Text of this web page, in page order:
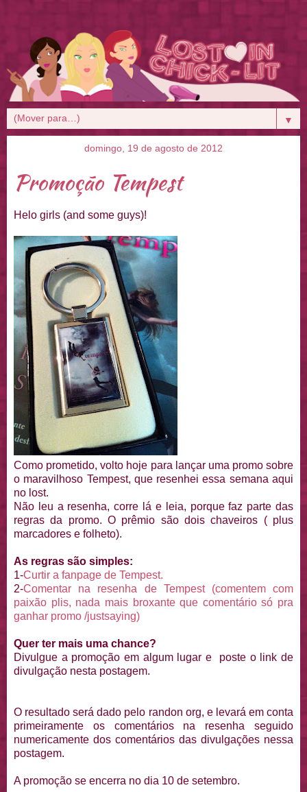
▼
domingo, 19 de agosto de 2012
Promoção Tempest
Helo girls (and some guys)!
Como prometido, volto hoje para lançar uma promo sobre
o maravilhoso Tempest, que resenhei essa semana aqui
no lost.
Não leu a resenha, corre lá e leia, porque faz parte das
regras da promo. O prêmio são dois chaveiros ( plus
marcadores e folheto).
As regras são simples:
1-Curtir a fanpage de Tempest.
2-Comentar na resenha de Tempest (comentem com
paixão plis, nada mais broxante que comentário só pra
ganhar promo /justsaying)
Quer ter mais uma chance?
Divulgue a promoção em algum lugar e poste o link de
divulgação nesta postagem.
O resultado será dado pelo randon org, e levará em conta
primeiramente os comentários na resenha seguido
numericamente dos comentários das divulgações nessa
postagem.
A promoção se encerra no dia 10 de setembro.